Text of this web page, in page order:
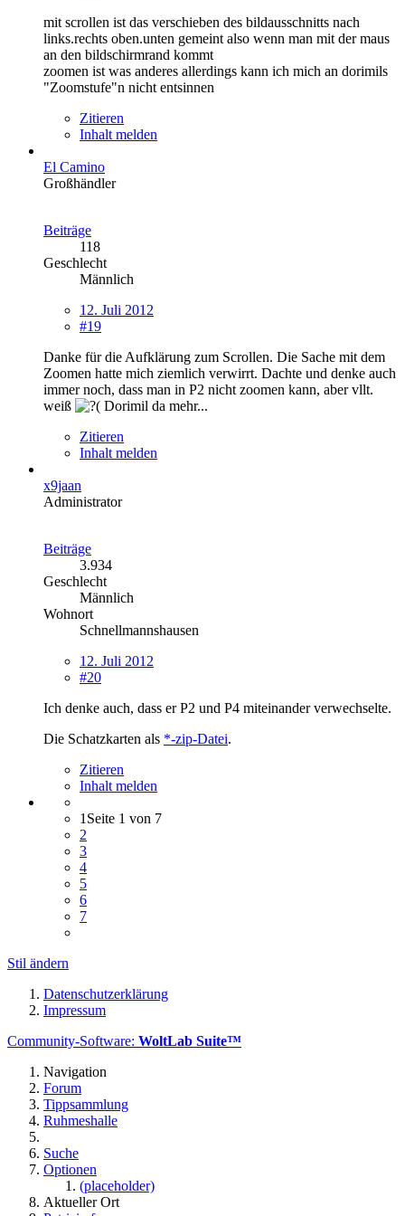
mit scrollen ist das verschieben des bildausschnitts nach
links.rechts oben.unten gemeint also wenn man mit der maus
an den bildschirmrand kommt
zoomen ist was anderes allerdings kann ich mich an dorimils
"Zoomstufe"n nicht entsinnen
Zitieren
Inhalt melden
El Camino
Großhändler
Beiträge
118
Geschlecht
Männlich
12. Juli 2012
#19
Danke für die Aufklärung zum Scrollen. Die Sache mit dem
Zoomen hatte mich ziemlich verwirrt. Dachte und denke auch
immer noch, dass man in P2 nicht zoomen kann, aber vllt.
weiß
Dorimil da mehr...
Zitieren
Inhalt melden
x9jaan
Administrator
Beiträge
3.934
Geschlecht
Männlich
Wohnort
Schnellmannshausen
12. Juli 2012
#20
Ich denke auch, dass er P2 und P4 miteinander verwechselte.
Die Schatzkarten als *-zip-Datei.
Zitieren
Inhalt melden
1 Seite 1 von 7
2
3
4
5
6
7
Stil ändern
Datenschutzerklärung
Impressum
Community-Software: WoltLab Suite™
Navigation
Forum
Tippsammlung
Ruhmeshalle
Suche
Optionen
(placeholder)
Aktueller Ort